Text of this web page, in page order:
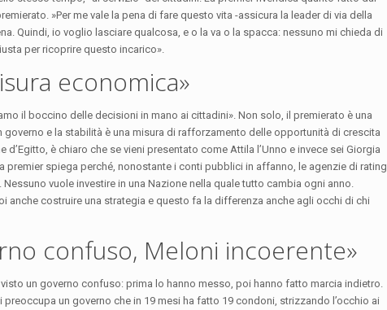
»Per me vale la pena di fare questo vita -assicura la leader di via della
Quindi, io voglio lasciare qualcosa, e o la va o la spacca: nessuno mi chieda di
per ricoprire questo incarico».
economica»
il boccino delle decisioni in mano ai cittadini». Non solo, il premierato è una
e la stabilità è una misura di rafforzamento delle opportunità di crescita
è chiaro che se vieni presentato come Attila l’Unno e invece sei Giorgia
spiega perché, nonostante i conti pubblici in affanno, le agenzie di rating
vuole investire in una Nazione nella quale tutto cambia ogni anno.
costruire una strategia e questo fa la differenza anche agli occhi di chi
confuso, Meloni incoerente»
un governo confuso: prima lo hanno messo, poi hanno fatto marcia indietro.
un governo che in 19 mesi ha fatto 19 condoni, strizzando l’occhio ai